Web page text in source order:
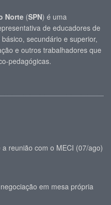
Norte (SPN) é uma
de educadores de
secundário e superior,
e outros trabalhadores que
pedagógicas.
reunião com o MECI (07/ago)
em mesa própria